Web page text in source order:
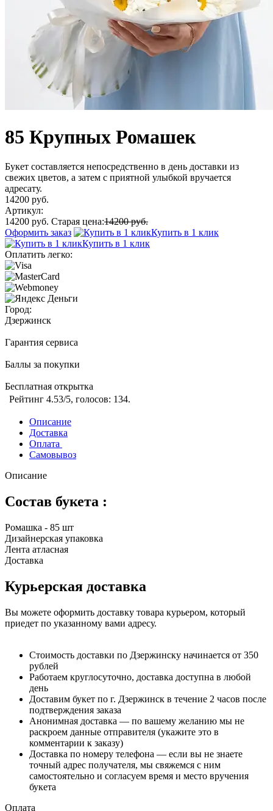
85 Крупных Ромашек
Букет составляется непосредственно в день доставки из
свежих цветов, а затем с приятной улыбкой вручается
адресату.
14200 руб.
Артикул:
14200 руб. Старая цена:14200 руб.
Оформить заказ
Купить в 1 клик
Купить в 1 клик
Оплатить легко:
Город:
Дзержинск
Гарантия сервиса
Баллы за покупки
Бесплатная открытка
Рейтинг 4.53/5, голосов: 134.
Описание
Доставка
Оплата
Самовывоз
Описание
Состав букета :
Ромашка - 85 шт
Дизайнерская упаковка
Лента атласная
Доставка
Курьерская доставка
Вы можете оформить доставку товара курьером, который
приедет по указанному вами адресу.
Стоимость доставки по Дзержинску начинается от 350
рублей
Работаем круглосуточно, доставка доступна в любой
день
Доставим букет по г. Дзержинск в течение 2 часов после
подтверждения заказа
Анонимная доставка — по вашему желанию мы не
раскроем данные отправителя (укажите это в
комментарии к заказу)
Доставка по номеру телефона — если вы не знаете
точный адрес получателя, мы свяжемся с ним
самостоятельно и согласуем время и место вручения
букета
Оплата